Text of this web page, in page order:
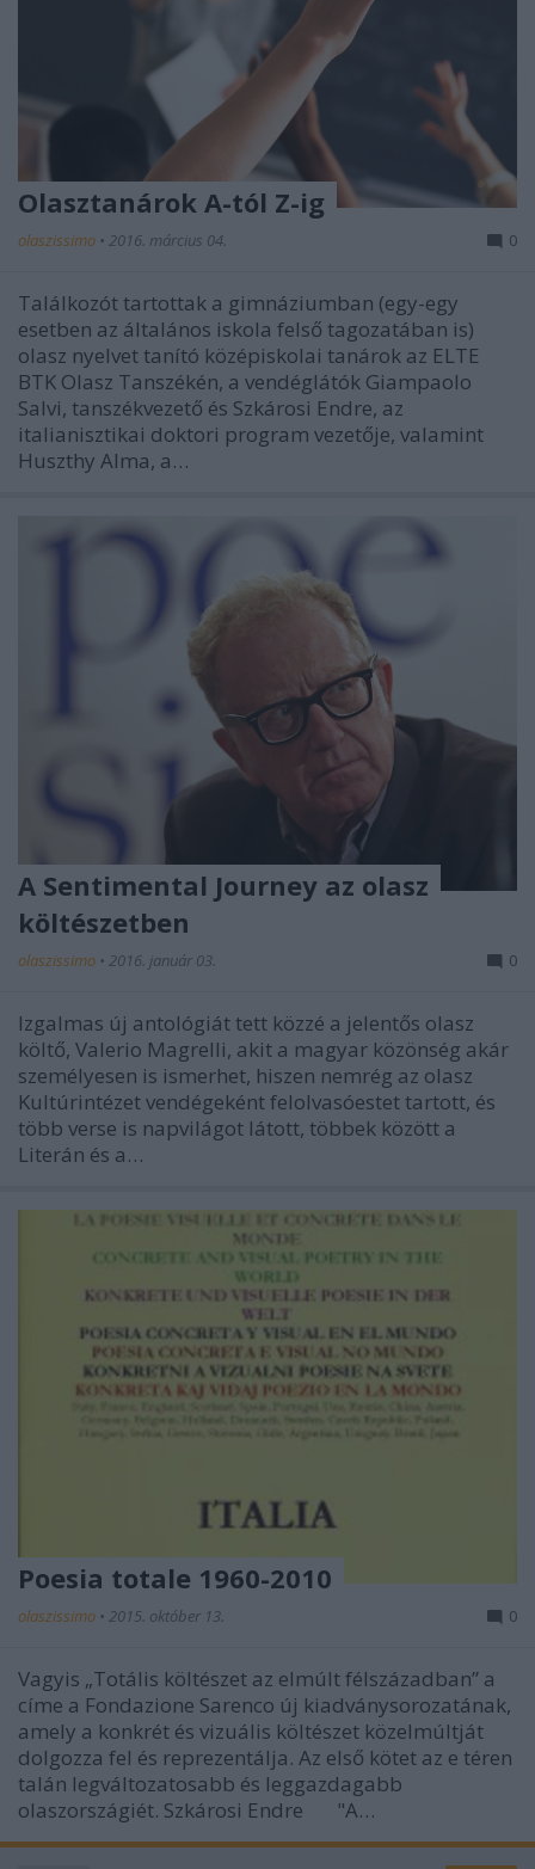
Olasztanárok A-tól Z-ig
olaszissimo • 2016. március 04. 0
Találkozót tartottak a gimnáziumban (egy-egy
esetben az általános iskola felső tagozatában is)
olasz nyelvet tanító középiskolai tanárok az ELTE
BTK Olasz Tanszékén, a vendéglátók Giampaolo
Salvi, tanszékvezető és Szkárosi Endre, az
italianisztikai doktori program vezetője, valamint
Huszthy Alma, a…
A Sentimental Journey az olasz
költészetben
olaszissimo • 2016. január 03. 0
Izgalmas új antológiát tett közzé a jelentős olasz
költő, Valerio Magrelli, akit a magyar közönség akár
személyesen is ismerhet, hiszen nemrég az olasz
Kultúrintézet vendégeként felolvasóestet tartott, és
több verse is napvilágot látott, többek között a
Literán és a…
Poesia totale 1960-2010
olaszissimo • 2015. október 13. 0
Vagyis „Totális költészet az elmúlt félszázadban” a
címe a Fondazione Sarenco új kiadványsorozatának,
amely a konkrét és vizuális költészet közelmúltját
dolgozza fel és reprezentálja. Az első kötet az e téren
talán legváltozatosabb és leggazdagabb
olaszországiét. Szkárosi Endre "A…